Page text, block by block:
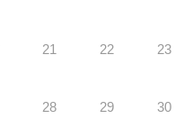
21 22 23
28 29 30